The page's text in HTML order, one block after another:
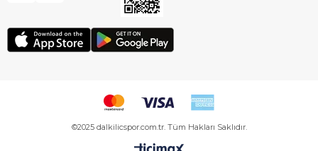
©2025 dalkilicspor.com.tr. Tüm Hakları Saklıdır.